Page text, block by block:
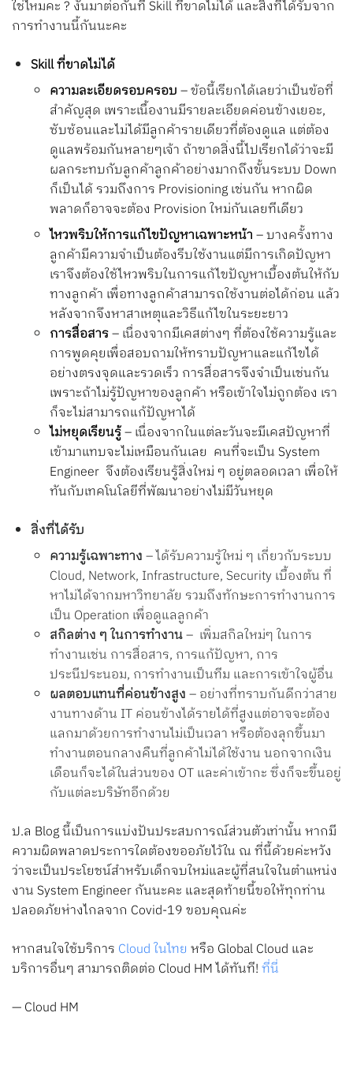
ใช่ไหมคะ ? งั้นมาต่อกันที่ Skill ที่ขาดไม่ได้ และสิ่งที่ได้รับจาก
การทำงานนี้กันนะคะ
Skill ที่ขาดไม่ได้
ความละเอียดรอบครอบ– ข้อนี้เรียกได้เลยว่าเป็นข้อที่
สำคัญสุด เพราะเนื้องานมีรายละเอียดค่อนข้างเยอะ,
ซับซ้อนและไม่ได้มีลูกค้ารายเดียวที่ต้องดูแล แต่ต้อง
ดูแลพร้อมกันหลายๆเจ้า ถ้าขาดสิ่งนี้ไปเรียกได้ว่าจะมี
ผลกระทบกับลูกค้าลูกค้าอย่างมากถึงขั้นระบบ Down
ก็เป็นได้ รวมถึงการ Provisioning เช่นกัน หากผิด
พลาดก็อาจจะต้อง Provision ใหม่กันเลยทีเดียว
ไหวพริบให้การแก้ไขปัญหาเฉพาะหน้า– บางครั้งทาง
ลูกค้ามีความจำเป็นต้องรีบใช้งานแต่มีการเกิดปัญหา
เราจึงต้องใช้ไหวพริบในการแก้ไขปัญหาเบื้องต้นให้กับ
ทางลูกค้า เพื่อทางลูกค้าสามารถใช้งานต่อได้ก่อน แล้ว
หลังจากจึงหาสาเหตุและวิธีแก้ไขในระยะยาว
การสื่อสาร– เนื่องจากมีเคสต่างๆ ที่ต้องใช้ความรู้และ
การพูดคุยเพื่อสอบถามให้ทราบปัญหาและแก้ไขได้
อย่างตรงจุดและรวดเร็ว การสื่อสารจึงจำเป็นเช่นกัน
เพราะถ้าไม่รู้ปัญหาของลูกค้า หรือเข้าใจไม่ถูกต้อง เรา
ก็จะไม่สามารถแก้ปัญหาได้
ไม่หยุดเรียนรู้– เนื่องจากในแต่ละวันจะมีเคสปัญหาที่
เข้ามาแทบจะไม่เหมือนกันเลย คนที่จะเป็น System
Engineer จึงต้องเรียนรู้สิ่งใหม่ ๆ อยู่ตลอดเวลา เพื่อให้
ทันกับเทคโนโลยีที่พัฒนาอย่างไม่มีวันหยุด
สิ่งที่ได้รับ
ความรู้เฉพาะทาง– ได้รับความรู้ใหม่ ๆ เกี่ยวกับระบบ
Cloud, Network, Infrastructure, Security เบื้องต้น ที่
หาไม่ได้จากมหาวิทยาลัย รวมถึงทักษะการทำงานการ
เป็น Operation เพื่อดูแลลูกค้า
สกิลต่าง ๆ ในการทำงาน– เพิ่มสกิลใหม่ๆ ในการ
ทำงานเช่น การสื่อสาร, การแก้ปัญหา, การ
ประนีประนอม, การทำงานเป็นทีม และการเข้าใจผู้อื่น
ผลตอบแทนที่ค่อนข้างสูง– อย่างที่ทราบกันดีกว่าสาย
งานทางด้าน IT ค่อนข้างได้รายได้ที่สูงแต่อาจจะต้อง
แลกมาด้วยการทำงานไม่เป็นเวลา หรือต้องลุกขึ้นมา
ทำงานตอนกลางคืนที่ลูกค้าไม่ได้ใช้งาน นอกจากเงิน
เดือนก็จะได้ในส่วนของ OT และค่าเข้ากะ ซึ่งก็จะขึ้นอยู่
กับแต่ละบริษัทอีกด้วย
ป.ล Blog นี้เป็นการแบ่งปันประสบการณ์ส่วนตัวเท่านั้น หากมี
ความผิดพลาดประการใดต้องขออภัยไว้ใน ณ ที่นี้ด้วยค่ะหวัง
ว่าจะเป็นประโยชน์สำหรับเด็กจบใหม่และผู้ที่สนใจในตำแหน่ง
งาน System Engineer กันนะคะ และสุดท้ายนี้ขอให้ทุกท่าน
ปลอดภัยห่างไกลจาก Covid-19 ขอบคุณค่ะ
หากสนใจใช้บริการ Cloud ในไทย หรือ Global Cloud และ
บริการอื่นๆ สามารถติดต่อ Cloud HM ได้ทันที!ที่นี่
— Cloud HM